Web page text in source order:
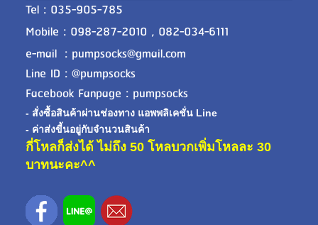
Tel : 035-905-785
Mobile : 098-287-2010 , 082-034-6111
e-mail : pumpsocks@gmail.com
Line ID : @pumpsocks
Facebook Fanpage : pumpsocks
- สั่งซื้อสินค้าผ่านช่องทาง แอพพลิเคชั่น Line
- ค่าส่งขี้นอยู่กับจำนวนสินค้า
กี่โหลก็ส่งได้ ไม่ถึง 50 โหลบวกเพิ่มโหลละ 30
บาทนะคะ^^